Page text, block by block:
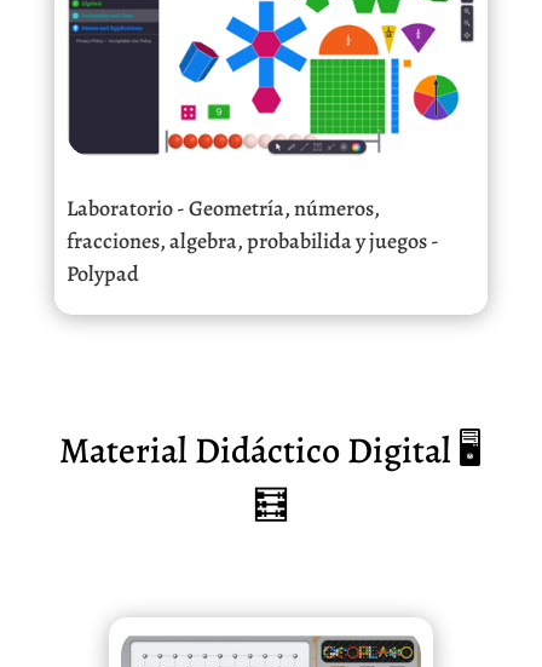
Laboratorio - Geometría, números,
fracciones, algebra, probabilida y juegos -
Polypad
Material Didáctico Digital 🖥️
🧮